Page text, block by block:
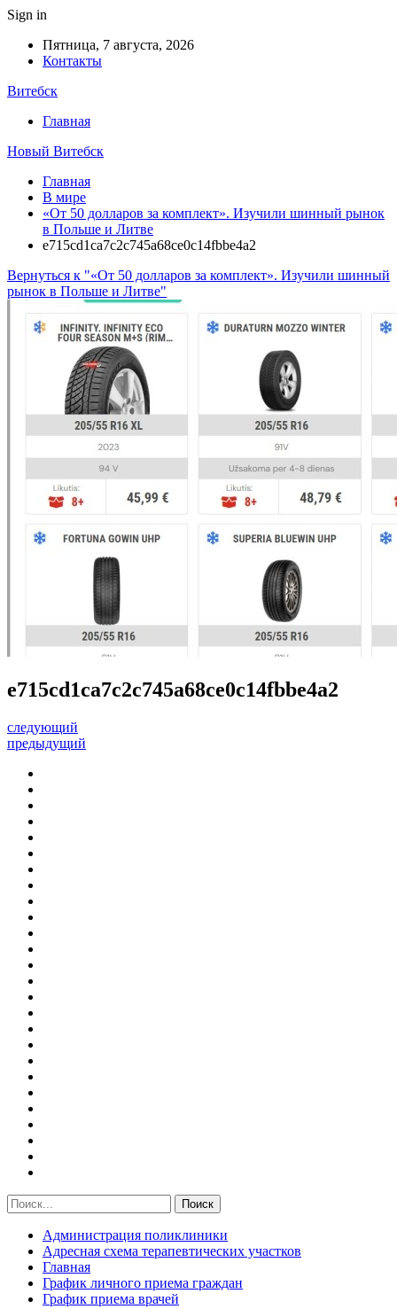
Sign in
Пятница, 7 августа, 2026
Контакты
Витебск
Главная
Новый Витебск
Главная
В мире
«От 50 долларов за комплект». Изучили шинный рынок
в Польше и Литве
e715cd1ca7c2c745a68ce0c14fbbe4a2
Вернуться к "«От 50 долларов за комплект». Изучили шинный
рынок в Польше и Литве"
e715cd1ca7c2c745a68ce0c14fbbe4a2
следующий
предыдущий
Администрация поликлиники
Адресная схема терапевтических участков
Главная
График личного приема граждан
График приема врачей